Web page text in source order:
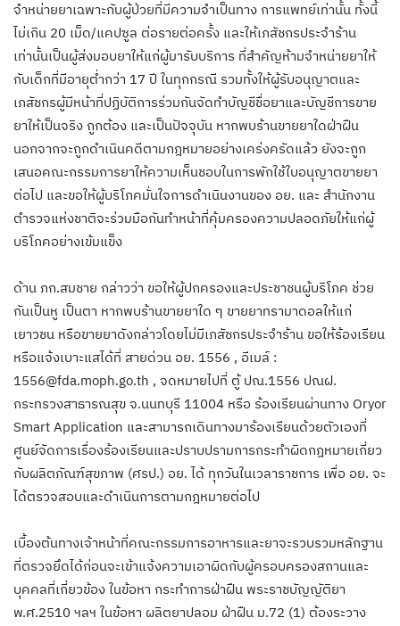
จำหน่ายยาเฉพาะกับผู้ป่วยที่มีความจำเป็นทาง การแพทย์เท่านั้น ทั้งนี้
ไม่เกิน 20 เม็ด/แคปซูล ต่อรายต่อครั้ง และให้เภสัชกรประจำร้าน
เท่านั้นเป็นผู้ส่งมอบยาให้แก่ผู้มารับบริการ ที่สำคัญห้ามจำหน่ายยาให้
กับเด็กที่มีอายุต่ำกว่า 17 ปี ในทุกกรณี รวมทั้งให้ผู้รับอนุญาตและ
เภสัชกรผู้มีหน้าที่ปฏิบัติการร่วมกันจัดทำบัญชีชื่อยาและบัญชีการขาย
ยาให้เป็นจริง ถูกต้อง และเป็นปัจจุบัน หากพบร้านขายยาใดฝ่าฝืน
นอกจากจะถูกดำเนินคดีตามกฎหมายอย่างเคร่งครัดแล้ว ยังจะถูก
เสนอคณะกรรมการยาให้ความเห็นชอบในการพักใช้ใบอนุญาตขายยา
ต่อไป และขอให้ผู้บริโภคมั่นใจการดำเนินงานของ อย. และ สำนักงาน
ตำรวจแห่งชาติจะร่วมมือกันทำหน้าที่คุ้มครองความปลอดภัยให้แก่ผู้
บริโภคอย่างเข้มแข็ง
ด้าน ภก.สมชาย กล่าวว่า ขอให้ผู้ปกครองและประชาชนผู้บริโภค ช่วย
กันเป็นหู เป็นตา หากพบร้านขายยาใด ๆ ขายยาทรามาดอลให้แก่
เยาวชน หรือขายยาดังกล่าวโดยไม่มีเภสัชกรประจำร้าน ขอให้ร้องเรียน
หรือแจ้งเบาะแสได้ที่ สายด่วน อย. 1556 , อีเมล์ :
1556@fda.moph.go.th , จดหมายไปที่ ตู้ ปณ.1556 ปณฝ.
กระทรวงสาธารณสุข จ.นนทบุรี 11004 หรือ ร้องเรียนผ่านทาง Oryor
Smart Application และสามารถเดินทางมาร้องเรียนด้วยตัวเองที่
ศูนย์จัดการเรื่องร้องเรียนและปราบปรามการกระทำผิดกฎหมายเกี่ยว
กับผลิตภัณฑ์สุขภาพ (ศรป.) อย. ได้ ทุกวันในเวลาราชการ เพื่อ อย. จะ
ได้ตรวจสอบและดำเนินการตามกฎหมายต่อไป
เบื้องต้นทางเจ้าหน้าที่คณะกรรมการอาหารและยาจะรวบรวมหลักฐาน
ที่ตรวจยึดได้ก่อนจะเข้าแจ้งความเอาผิดกับผู้ครอบครองสถานและ
บุคคลที่เกี่ยวข้อง ในข้อหา กระทำการฝ่าฝืน พระราชบัญญัติยา
พ.ศ.2510 ฯลฯ ในข้อหา ผลิตยาปลอม ฝ่าฝืน ม.72 (1) ต้องระวาง